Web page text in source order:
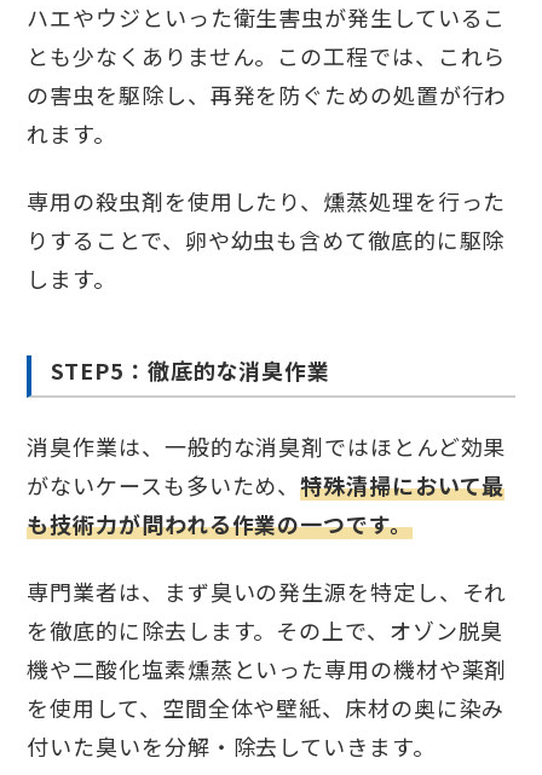
ハエやウジといった衛生害虫が発生しているこ
とも少なくありません。この工程では、これら
の害虫を駆除し、再発を防ぐための処置が行わ
れます。
専用の殺虫剤を使用したり、燻蒸処理を行った
りすることで、卵や幼虫も含めて徹底的に駆除
します。
STEP5：徹底的な消臭作業
消臭作業は、一般的な消臭剤ではほとんど効果
がないケースも多いため、特殊清掃において最
も技術力が問われる作業の一つです。
専門業者は、まず臭いの発生源を特定し、それ
を徹底的に除去します。その上で、オゾン脱臭
機や二酸化塩素燻蒸といった専用の機材や薬剤
を使用して、空間全体や壁紙、床材の奥に染み
付いた臭いを分解・除去していきます。